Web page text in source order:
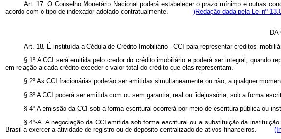
Art. 17. O Conselho Monetário Nacional poderá estabelecer o prazo mínimo e outras
acordo com o tipo de indexador adotado contratualmente. (Redação dada pela Lei nº
DA
Art. 18. É instituída a Cédula de Crédito Imobiliário - CCI para representar créditos
§ 1º A CCI será emitida pelo credor do crédito imobiliário e poderá ser integral, quando
em relação a cada crédito exceder o valor total do crédito que elas representam.
§ 2º As CCI fracionárias poderão ser emitidas simultaneamente ou não, a qualquer
§ 3º A CCI poderá ser emitida com ou sem garantia, real ou fidejussória, sob a forma
§ 4º A emissão da CCI sob a forma escritural ocorrerá por meio de escritura pública ou
§ 4º-A. A negociação da CCI emitida sob forma escritural ou a substituição da
Brasil a exercer a atividade de registro ou de depósito centralizado de ativos financeiros.